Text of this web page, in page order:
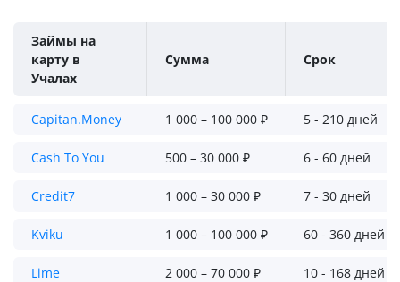
Займы на
карту в
Учалах
Сумма Срок
Capitan.Money 1 000 – 100 000 ₽ 5 - 210 дней
Cash To You 500 – 30 000 ₽ 6 - 60 дней
Credit7 1 000 – 30 000 ₽ 7 - 30 дней
Kviku 1 000 – 100 000 ₽ 60 - 360 дней
Lime 2 000 – 70 000 ₽ 10 - 168 дней